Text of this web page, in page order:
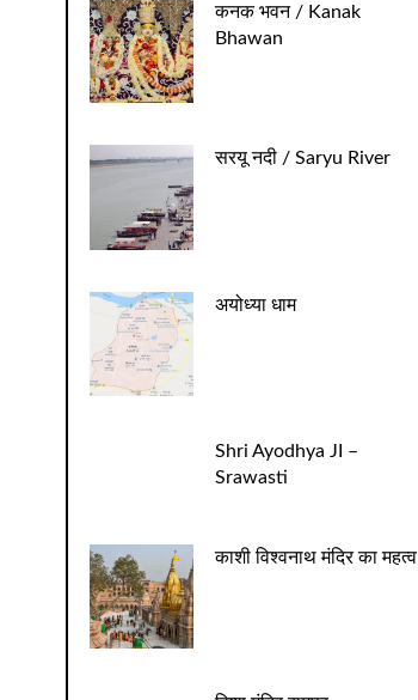
कनक भवन / Kanak
Bhawan
सरयू नदी / Saryu River
अयोध्या धाम
Shri Ayodhya JI –
Srawasti
काशी विश्वनाथ मंदिर का महत्व